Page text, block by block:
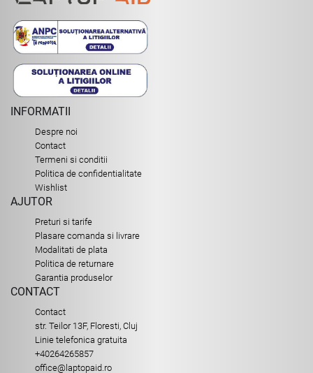
INFORMATII
Despre noi
Contact
Termeni si conditii
Politica de confidentialitate
Wishlist
AJUTOR
Preturi si tarife
Plasare comanda si livrare
Modalitati de plata
Politica de returnare
Garantia produselor
CONTACT
Contact
str. Teilor 13F, Floresti, Cluj
Linie telefonica gratuita
+40264265857
office@laptopaid.ro